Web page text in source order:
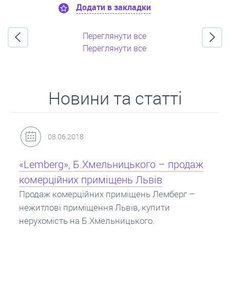
Додати в закладки
Переглянути все
Переглянути все
Новини та статті
31.05.2018
Кредит під заставу нерухомості: іпотека
Іпотека на квартиру – кредит на житло під
заставу нерухомості. Купити в іпотеку – що
потрібно знати? Консультація від Експертів
про іпотечні кредити.